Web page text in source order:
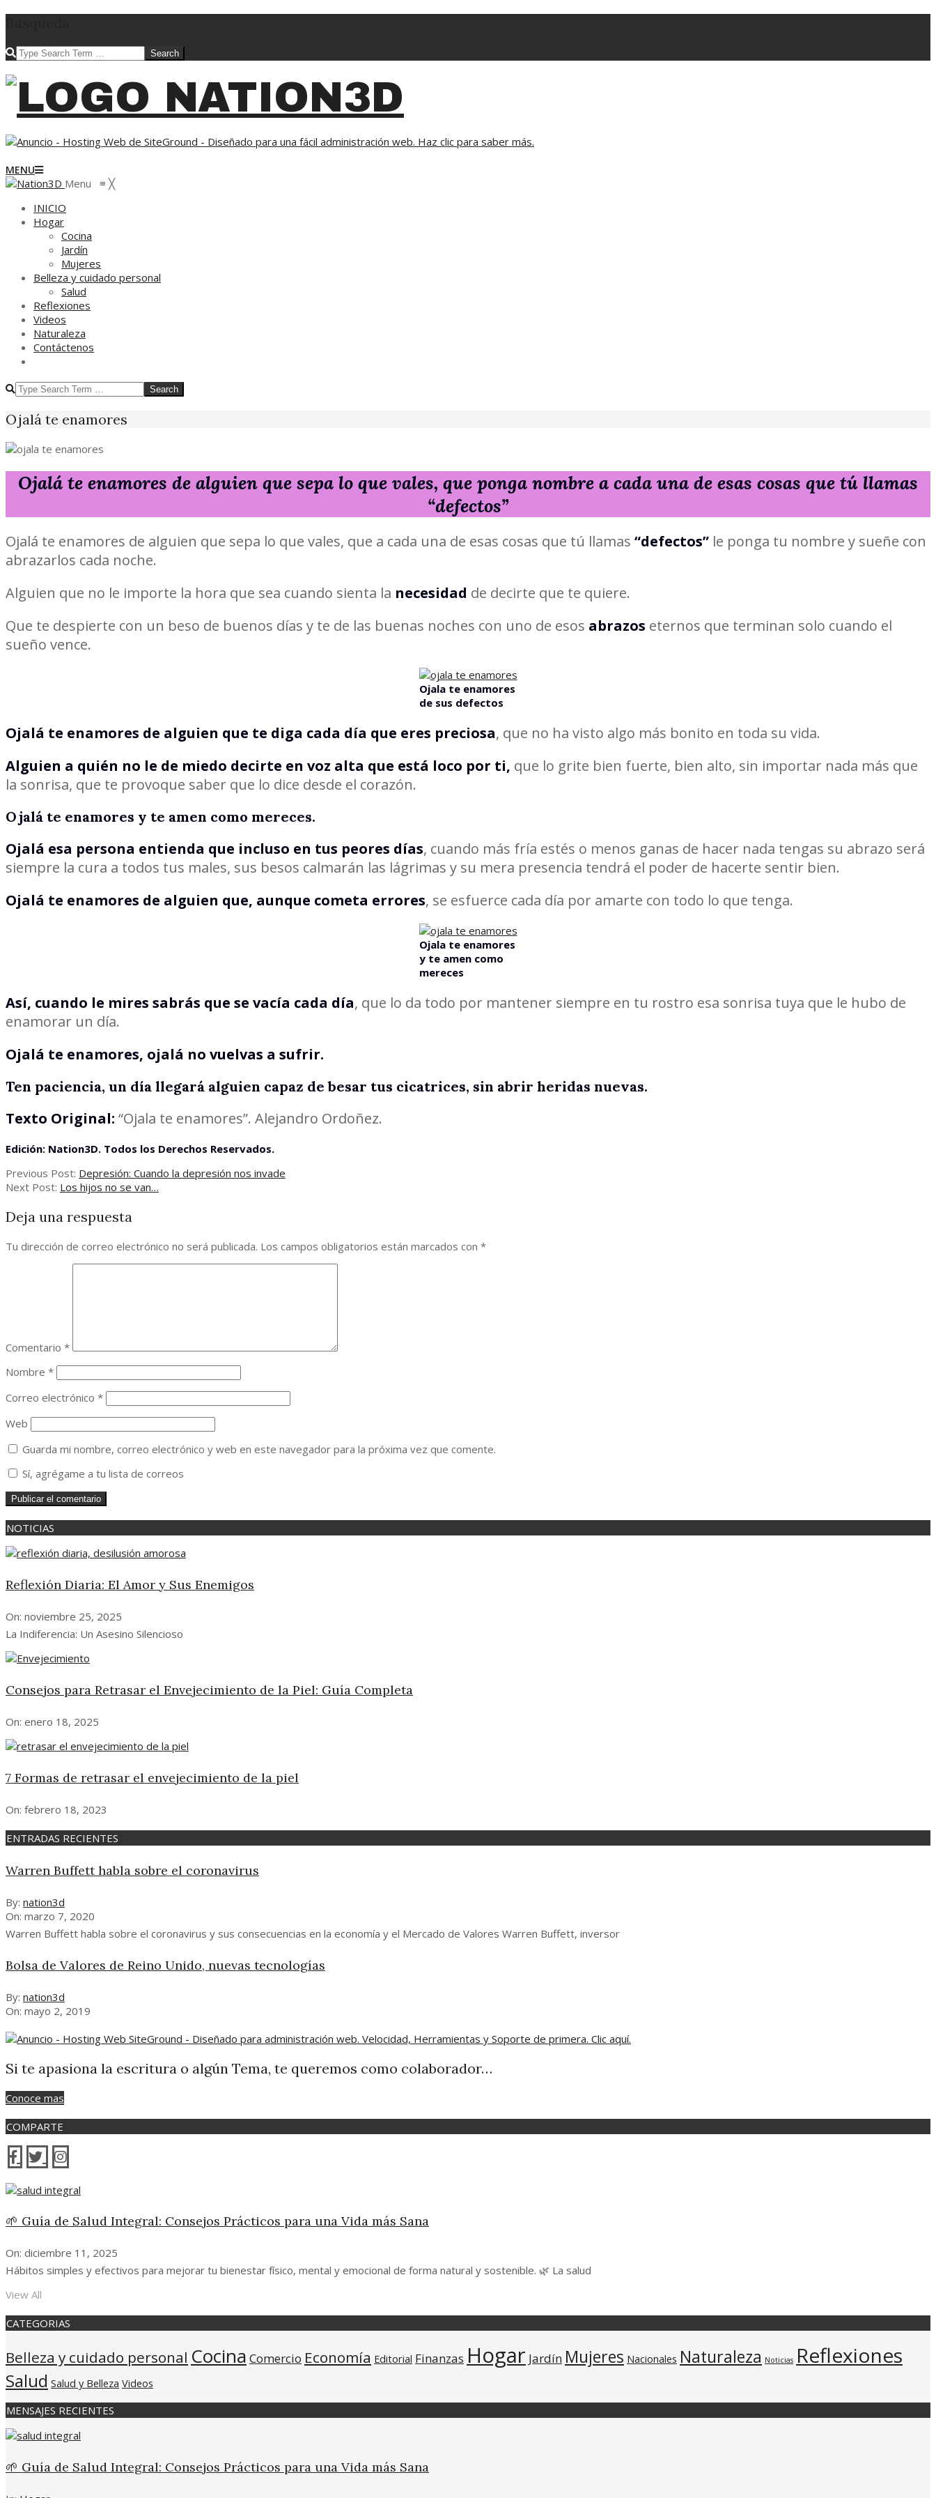
content
Search
NATION3D
Primary
Navigation
MENU
Menu ≡ ╳
INICIO
Hogar
Cocina
Jardín
Mujeres
Belleza y cuidado personal
Salud
Reflexiones
Videos
Naturaleza
Contáctenos
SEARCH
Ojalá te enamores
Ojalá te enamores de alguien que sepa lo que vales, que ponga nombre a cada una de esas cosas que tú llamas
“defectos”
Ojalá te enamores de alguien que sepa lo que vales, que a cada una de esas cosas que tú llamas “defectos” le ponga tu nombre y sueñe con
abrazarlos cada noche.
Alguien que no le importe la hora que sea cuando sienta la necesidad de decirte que te quiere.
Que te despierte con un beso de buenos días y te de las buenas noches con uno de esos abrazos eternos que terminan solo cuando el
sueño vence.
Ojala te enamores
de sus defectos
Ojalá te enamores de alguien que te diga cada día que eres preciosa, que no ha visto algo más bonito en toda su vida.
Alguien a quién no le de miedo decirte en voz alta que está loco por ti, que lo grite bien fuerte, bien alto, sin importar nada más que
la sonrisa, que te provoque saber que lo dice desde el corazón.
Ojalá te enamores y te amen como mereces.
Ojalá esa persona entienda que incluso en tus peores días, cuando más fría estés o menos ganas de hacer nada tengas su abrazo será
siempre la cura a todos tus males, sus besos calmarán las lágrimas y su mera presencia tendrá el poder de hacerte sentir bien.
Ojalá te enamores de alguien que, aunque cometa errores, se esfuerce cada día por amarte con todo lo que tenga.
Ojala te enamores
y te amen como
mereces
Así, cuando le mires sabrás que se vacía cada día, que lo da todo por mantener siempre en tu rostro esa sonrisa tuya que le hubo de
enamorar un día.
Ojalá te enamores, ojalá no vuelvas a sufrir.
Ten paciencia, un día llegará alguien capaz de besar tus cicatrices, sin abrir heridas nuevas.
Texto Original: “Ojala te enamores”. Alejandro Ordoñez.
Edición: Nation3D. Todos los Derechos Reservados.
2020-
01-
Previous Post: Depresión: Cuando la depresión nos invade
Next Post: Los hijos no se van…
Deja una respuesta
Tu dirección de correo electrónico no será publicada. Los campos obligatorios están marcados con *
Comentario *
Nombre *
Correo electrónico *
Web
Guarda mi nombre, correo electrónico y web en este navegador para la próxima vez que comente.
Sí, agrégame a tu lista de correos
NOTICIAS
Reflexión Diaria: El Amor y Sus Enemigos
On: noviembre 25, 2025
La Indiferencia: Un Asesino Silencioso
Consejos para Retrasar el Envejecimiento de la Piel: Guía Completa
On: enero 18, 2025
7 Formas de retrasar el envejecimiento de la piel
On: febrero 18, 2023
ENTRADAS RECIENTES
Warren Buffett habla sobre el coronavirus
By: nation3d
On: marzo 7, 2020
Warren Buffett habla sobre el coronavirus y sus consecuencias en la economía y el Mercado de Valores Warren Buffett, inversor
Bolsa de Valores de Reino Unido, nuevas tecnologías
By: nation3d
On: mayo 2, 2019
Si te apasiona la escritura o algún Tema, te queremos como colaborador…
Conoce mas
COMPARTE
🌱 Guía de Salud Integral: Consejos Prácticos para una Vida más Sana
On: diciembre 11, 2025
Hábitos simples y efectivos para mejorar tu bienestar físico, mental y emocional de forma natural y sostenible. 🌿 La salud
View All
CATEGORIAS
Belleza y cuidado personal Cocina Comercio Economía Editorial Finanzas Hogar Jardín Mujeres Nacionales Naturaleza Noticias Reflexiones
Salud Salud y Belleza Videos
MENSAJES RECIENTES
🌱 Guía de Salud Integral: Consejos Prácticos para una Vida más Sana